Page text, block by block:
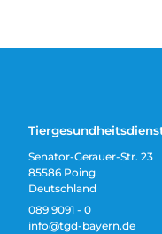
Senator-Gerauer-Str. 23
85586 Poing
Deutschland
089 9091 - 0
info@tgd-bayern.de